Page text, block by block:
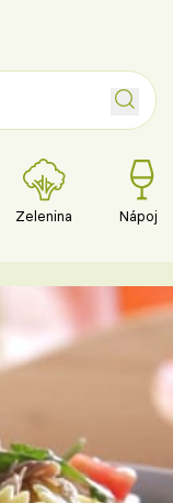
Zelenina Nápoje